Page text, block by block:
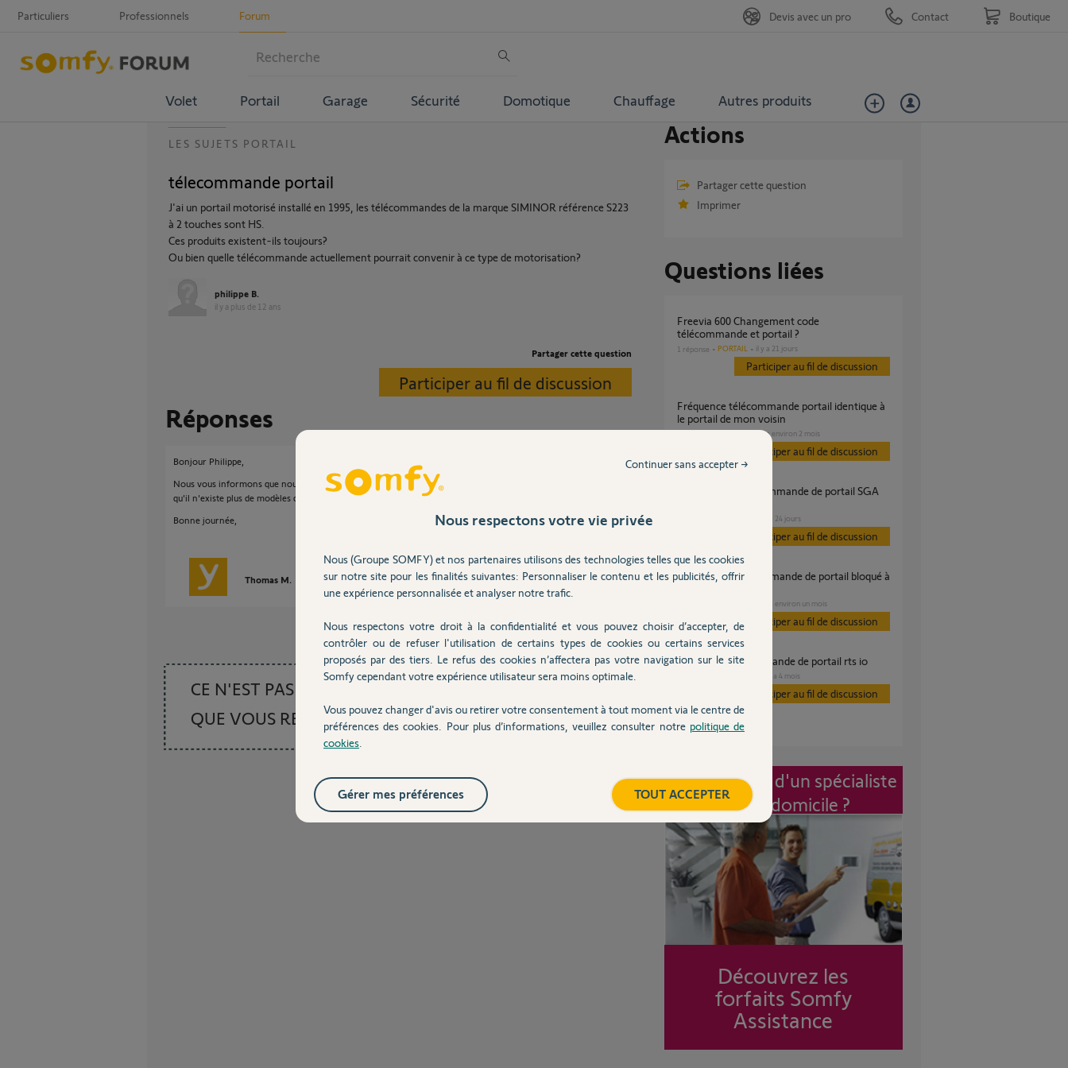
Particuliers Professionnels Forum
Volet Portail Garage Sécurité Domotique Chauffage Autres produits
Devis avec un pro Contact Boutique
LES SUJETS PORTAIL
télecommande portail
J'ai un portail motorisé installé en 1995, les télécommandes de la marque SIMINOR référence S223
à 2 touches sont HS.
Ces produits existent-ils toujours?
Ou bien quelle télécommande actuellement pourrait convenir à ce type de motorisation?
philippe B.
il y a plus de 12 ans
Partager cette question
Participer au fil de discussion
Réponses
Bonjour Philippe,
Nous vous informons que nous ne commercialisons plus ce modèle de télécommandes et
qu'il n'existe plus de modèles de télécommandes compatibles.
Bonne journée,
Thomas M. il y a plus de 12 ans
CE N'EST PAS CE
QUE VOUS RECHERCHEZ
Posez votre question
Actions
Partager cette question
Imprimer
Questions liées
Freevia 600 Changement code
télécommande et portail ?
1 réponse PORTAIL il y a 21 jours
Participer au fil de discussion
Fréquence télécommande portail identique à
le portail de mon voisin
PORTAIL il y a environ 2 mois
Participer au fil de discussion
il y a 24 jours
Participer au fil de discussion
Nombre de télécommande de portail bloqué à
il y a environ un mois
Participer au fil de discussion
Problème télécommande de portail rts io
il y a 4 mois
Participer au fil de discussion
Intervention d'un spécialiste
à mon domicile ?
Découvrez les
forfaits Somfy
Assistance
Nous respectons votre vie privée
Nous (Groupe SOMFY) et nos partenaires utilisons des technologies telles que les cookies
sur notre site pour les finalités suivantes: Personnaliser le contenu et les publicités, offrir
une expérience personnalisée et analyser notre trafic.
Nous respectons votre droit à la confidentialité et vous pouvez choisir d’accepter, de
contrôler ou de refuser l'utilisation de certains types de cookies ou certains services
proposés par des tiers. Le refus des cookies n’affectera pas votre navigation sur le site
Somfy cependant votre expérience utilisateur sera moins optimale.
Vous pouvez changer d'avis ou retirer votre consentement à tout moment via le centre de
préférences des cookies. Pour plus d’informations, veuillez consulter notre politique de
cookies
Continuer sans accepter →
TOUT ACCEPTER
Gérer mes préférences